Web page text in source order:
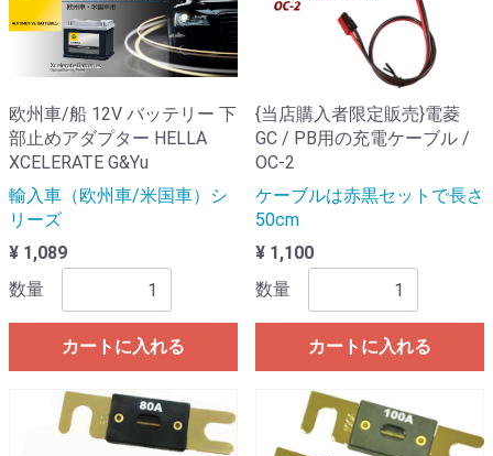
欧州車/船 12V バッテリー 下
部止めアダプター HELLA
XCELERATE G&Yu
輸入車（欧州車/米国車）シ
リーズ
¥ 1,089
数量
カートに入れる
{当店購入者限定販売}電菱
GC / PB用の充電ケーブル /
OC-2
ケーブルは赤黒セットで長さ
50cm
¥ 1,100
数量
カートに入れる